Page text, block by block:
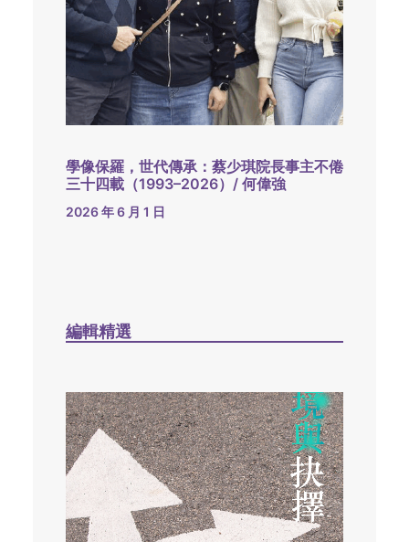
學像保羅，世代傳承：蔡少琪院長事主不倦
三十四載（1993–2026）/ 何偉強
2026 年 6 月 1 日
編輯精選